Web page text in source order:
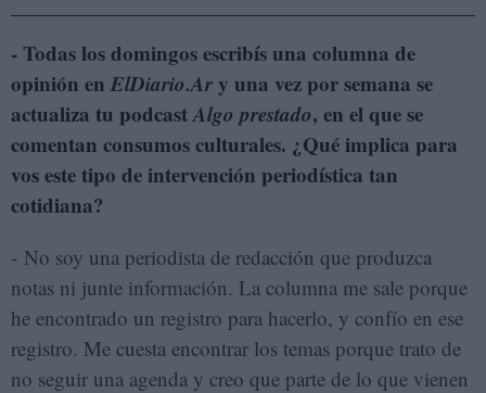
- Todas los domingos escribís una columna de
opinión en ElDiario.Ary una vez por semana se
actualiza tu podcastAlgo prestado, en el que se
comentan consumos culturales. ¿Qué implica para
vos este tipo de intervención periodística tan
cotidiana?
- No soy una periodista de redacción que produzca
notas ni junte información. La columna me sale porque
he encontrado un registro para hacerlo, y confío en ese
registro. Me cuesta encontrar los temas porque trato de
no seguir una agenda y creo que parte de lo que vienen